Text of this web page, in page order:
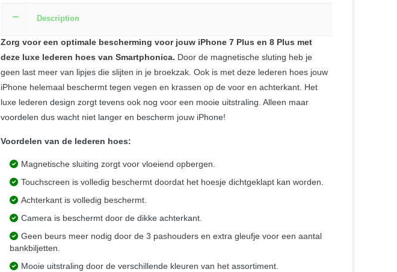
Description
Zorg voor een optimale bescherming voor jouw iPhone 7 Plus en 8 Plus met
deze luxe lederen hoes van Smartphonica. Door de magnetische sluting heb je
geen last meer van lipjes die slijten in je broekzak. Ook is met deze lederen hoes jouw
iPhone helemaal beschermt tegen vegen en krassen op de voor en achterkant. Het
luxe lederen design zorgt tevens ook nog voor een mooie uitstraling. Alleen maar
voordelen dus wacht niet langer en bescherm jouw iPhone!
Voordelen van de lederen hoes:
Magnetische sluiting zorgt voor vloeiend opbergen.
Touchscreen is volledig beschermt doordat het hoesje dichtgeklapt kan worden.
Achterkant is volledig beschermt.
Camera is beschermt door de dikke achterkant.
Geen beurs meer nodig door de 3 pashouders en extra gleufje voor een aantal
bankbiljetten.
Mooie uitstraling door de verschillende kleuren van het assortiment.